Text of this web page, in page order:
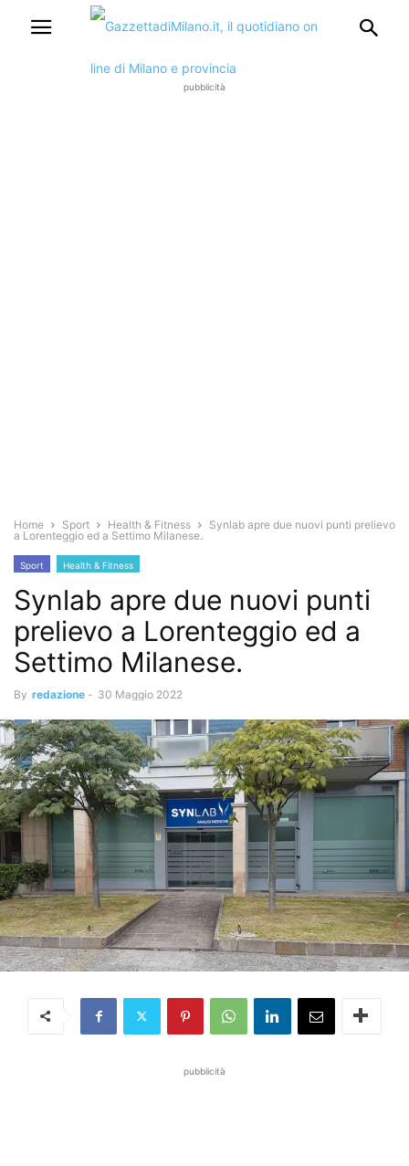
pubblicità
Home Sport Health & Fitness
Synlab apre due nuovi punti prelievo
a Lorenteggio ed a Settimo Milanese.
Sport Health & Fitness
Synlab apre due nuovi punti
prelievo a Lorenteggio ed a
Settimo Milanese.
By redazione - 30 Maggio 2022
pubblicità